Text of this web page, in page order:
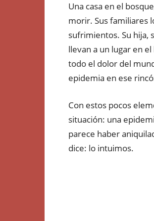
Una casa en el
morir. Sus familiares
sufrimientos. Su hija,
llevan a un lugar en
todo el dolor del
epidemia en ese
Con estos pocos
situación: una
parece haber
dice: lo intuimos.